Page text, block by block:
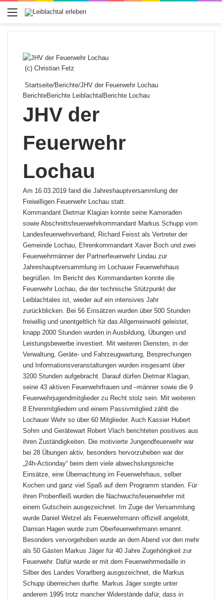
Menü
(c) Christian Fetz
Startseite/Berichte/JHV der Feuerwehr Lochau
BerichteBerichte Leiblachtal Berichte Lochau
JHV der
Feuerwehr
Lochau
Am 16.03.2019 fand die Jahreshauptversammlung der
Freiwilligen Feuerwehr Lochau statt.
Kommandant Dietmar Klagian konnte seine Kameraden
sowie Abschnittsfeuerwehrkommandant Markus Schupp vom
Landesfeuerwehrverband, Richard Feisst als Vertreter der
Gemeinde Lochau, Ehrenkommandant Xaver Boch und zwei
Feuerwehrmänner der Partnerfeuerwehr Lindau zur
Jahreshauptversammlung im Lochauer Feuerwehrhaus
begrüßen. Im Bericht des Kommandanten konnte die
Feuerwehr Lochau, die der technische Stützpunkt der
Leiblachtales ist, wieder auf ein intensives Jahr
zurückblicken. Bei 56 Einsätzen wurden über 500 Stunden
freiwillig und unentgeltlich für das Allgemeinwohl geleistet,
knapp 2000 Stunden wurden in Ausbildung, Übungen und
Leistungsbewerbe investiert. Mit weiteren Diensten, in der
Verwaltung, Geräte- und Fahrzeugwartung, Besprechungen
und Informationsveranstaltungen wurden insgesamt über
3200 Stunden aufgebracht. Darauf dürfen Dietmar Klagian,
seine 43 aktiven Feuerwehrfrauen und –männer sowie die 9
Feuerwehrjugendmitglieder zu Recht stolz sein. Mit weiteren
8 Ehrenmitgliedern und einem Passivmitglied zählt die
Lochauer Wehr so über 60 Mitglieder. Auch Kassier Hubert
Sohm und Gerätewart Robert Vlach berichteten positives aus
ihren Zuständigkeiten. Die motivierte Jungendfeuerwehr war
bei 28 Übungen aktiv, besonders hervorzuheben war der
„24h-Actionday“ beim dem viele abwechslungsreiche
Einsätze, eine Übernachtung im Feuerwehrhaus, selber
Kochen und ganz viel Spaß auf dem Programm standen. Für
ihren Probenfleiß wurden die Nachwuchsfeuerwehrler mit
einem Gutschein ausgezeichnet. Im Zuge der Versammlung
wurde Daniel Wetzel als Feuerwehrmann offiziell angelobt,
Damian Hagen wurde zum Oberfeuerwehrmann ernannt.
Besonders vervorgehoben wurde an dem Abend vor den mehr
als 50 Gästen Markus Jäger für 40 Jahre Zugehörigkeit zur
Feuerwehr. Dafür wurde er mit dem Feuerwehrmedaille in
Silber des Landes Vorarlberg ausgezeichnet, die Markus
Schupp überreichen durfte. Markus Jäger sorgte unter
anderem 1995 trotz mancher Widerstände dafür, dass in